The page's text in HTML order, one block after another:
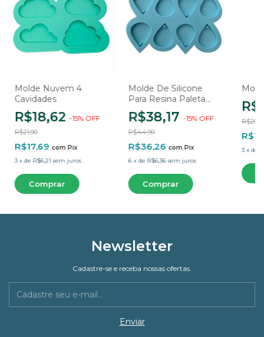
Molde Nuvem 4
Cavidades
R$18,62 -15% OFF
R$21,90
R$17,69 com Pix
3 xde R$6,21 sem juros
Molde De Silicone
Para Resina Paleta
Pingentes Gota - 8
Cavidades
R$38,17 -15% OFF
R$44,90
R$36,26 com Pix
6 xde R$6,36 sem juros
3 x de
Newsletter
Cadastre-se e receba nossas ofertas.